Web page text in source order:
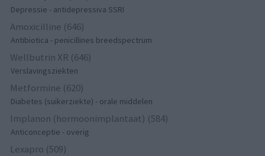
Depressie - antidepressiva SSRI
Amoxicilline (646)
Antibiotica - penicillines breedspectrum
Wellbutrin XR (646)
Verslavingsziekten
Metformine (620)
Diabetes (suikerziekte) - orale middelen
Implanon (hormoonimplantaat) (584)
Anticonceptie - overig
Lexapro (509)